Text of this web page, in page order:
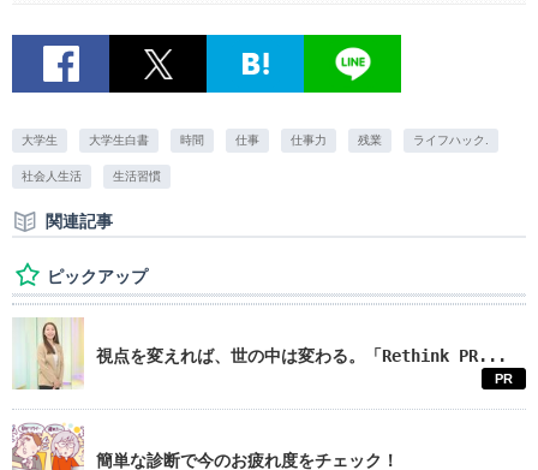
大学生 大学生白書 時間 仕事 仕事力 残業 ライフハック.
社会人生活 生活習慣
関連記事
ピックアップ
視点を変えれば、世の中は変わる。「Rethink PR...
PR
簡単な診断で今のお疲れ度をチェック！